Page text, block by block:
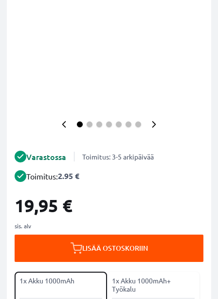
Varastossa Toimitus: 3-5 arkipäivää
Toimitus:2.95 €
19,95 €
sis. alv
LISÄÄ OSTOSKORIIN
1x Akku 1000mAh
1x Akku 1000mAh+
Työkalu